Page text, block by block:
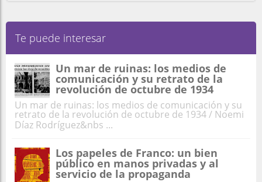
Te puede interesar
Un mar de ruinas: los medios de
comunicación y su retrato de la
revolución de octubre de 1934
Un mar de ruinas: los medios de comunicación y su
retrato de la revolución de octubre de 1934 / Noemi
Díaz Rodríguez&nbs ...
Los papeles de Franco: un bien
público en manos privadas y al
servicio de la propaganda